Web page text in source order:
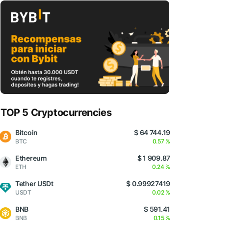
TOP 5 Cryptocurrencies
Bitcoin
BTC
$ 64 744.19
0.57 %
Ethereum
ETH
$ 1 909.87
0.24 %
Tether USDt
USDT
$ 0.99927419
0.02 %
BNB
BNB
$ 591.41
0.15 %